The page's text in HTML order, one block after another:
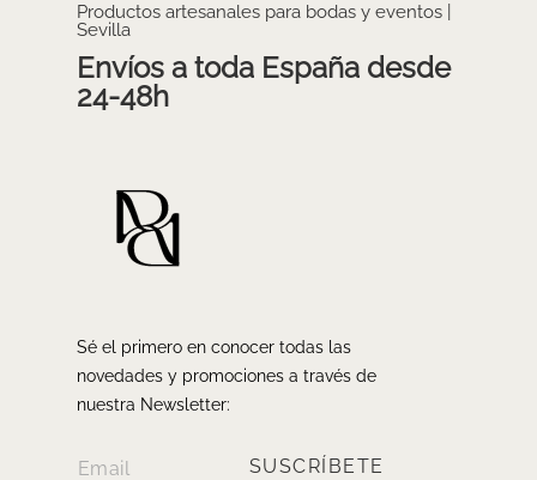
Productos artesanales para bodas y eventos |
Sevilla
Envíos a toda España desde
24-48h
Sé el primero en conocer todas las
novedades y promociones a través de
nuestra Newsletter:
SUSCRÍBETE